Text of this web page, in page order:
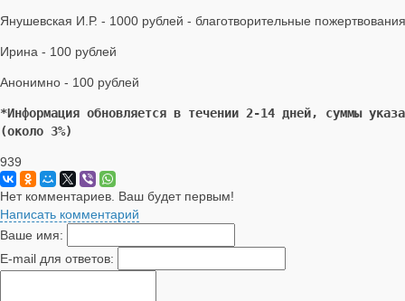
Янушевская И.Р. - 1000 рублей - благотворительные
Ирина - 100 рублей
Анонимно - 100 рублей
*Информация обновляется в течении 2-14 дней, суммы
(около 3%)
939
Нет комментариев. Ваш будет первым!
Написать комментарий
Ваше имя:
E-mail для ответов: